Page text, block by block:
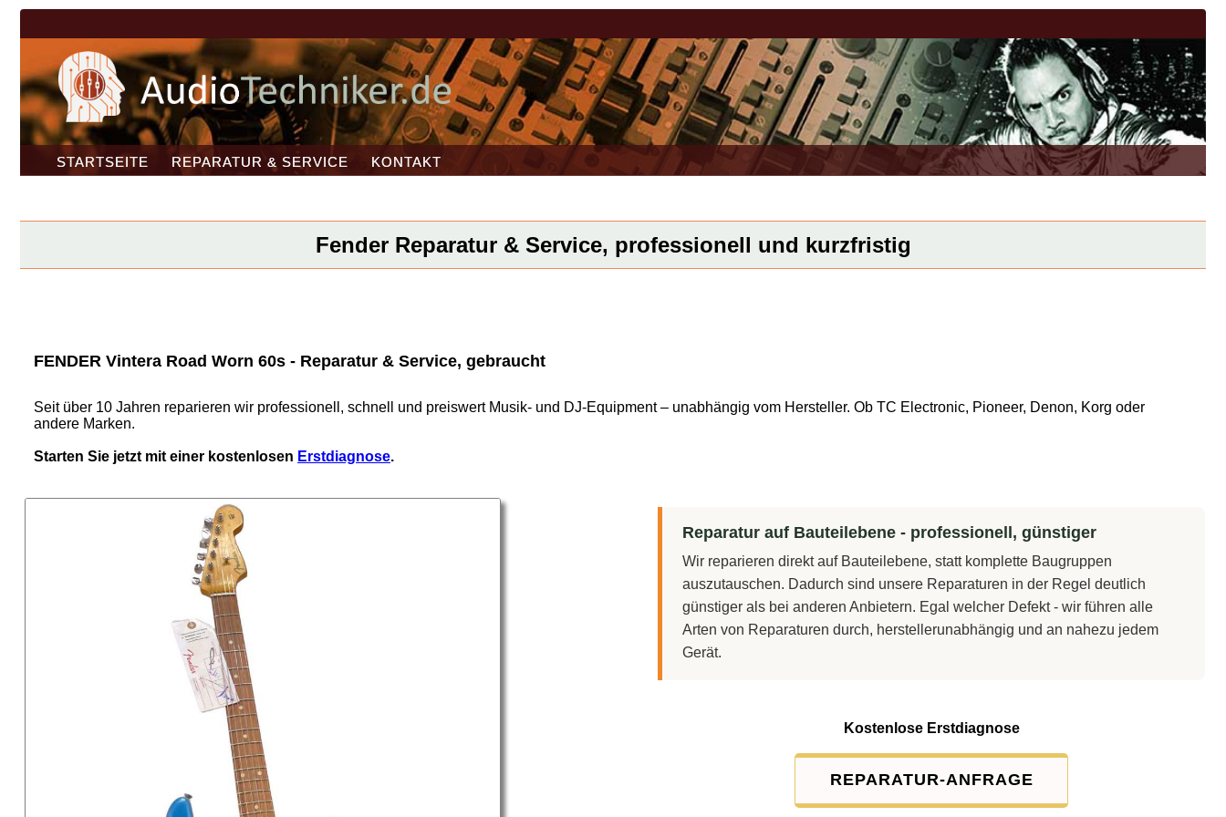
STARTSEITE REPARATUR & SERVICE KONTAKT
Fender Reparatur & Service, professionell und kurzfristig
FENDER Vintera Road Worn 60s - Reparatur & Service, gebraucht
Seit über 10 Jahren reparieren wir professionell, schnell und preiswert Musik- und DJ-Equipment – unabhängig vom Hersteller. Ob TC Electronic, Pioneer, Denon, Korg oder
andere Marken.
Starten Sie jetzt mit einer kostenlosen Erstdiagnose.
Reparatur auf Bauteilebene - professionell, günstiger
Wir reparieren direkt auf Bauteilebene, statt komplette Baugruppen
auszutauschen. Dadurch sind unsere Reparaturen in der Regel deutlich
günstiger als bei anderen Anbietern. Egal welcher Defekt - wir führen alle
Arten von Reparaturen durch, herstellerunabhängig und an nahezu jedem
Gerät.
Kostenlose Erstdiagnose
REPARATUR-ANFRAGE